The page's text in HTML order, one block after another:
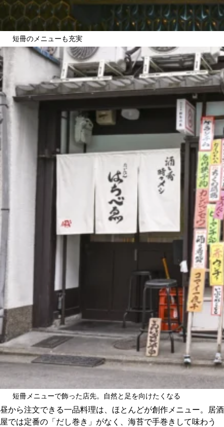
短冊のメニューも充実
短冊メニューで飾った店先。自然と足を向けたくなる
昼から注文できる一品料理は、ほとんどが創作メニュー。居酒
屋では定番の「だし巻き」がなく、海苔で手巻きして味わう